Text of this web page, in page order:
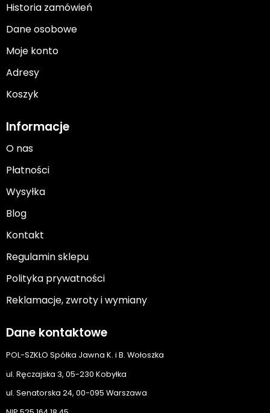
Historia zamówień
Dane osobowe
Moje konto
Adresy
Koszyk
Informacje
O nas
Płatności
Wysyłka
Blog
Kontakt
Regulamin sklepu
Polityka prywatności
Reklamacje, zwroty i wymiany
Dane kontaktowe
POL-SZKŁO Spółka Jawna K. i B. Wołoszka
ul. Ręczajska 3, 05-230 Kobyłka
ul. Senatorska 24, 00-095 Warszawa